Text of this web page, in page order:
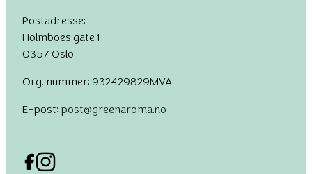
Postadresse:
Holmboes gate 1
0357 Oslo
Org. nummer: 932429829MVA
E-post: post@greenaroma.no